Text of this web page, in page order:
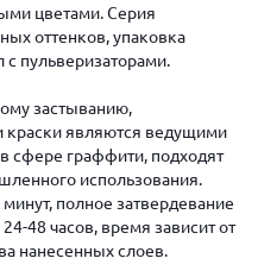
цветами. Серия
оттенков, упаковка
пульверизаторами.
застыванию,
краски являются ведущими
сфере граффити, подходят
использования.
полное затвердевание
48 часов, время зависит от
нанесенных слоев.